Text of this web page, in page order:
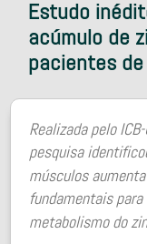
Estudo
acúmulo de
pacientes de
Realizada pelo
pesquisa
músculos
fundamentais
metabolismo do